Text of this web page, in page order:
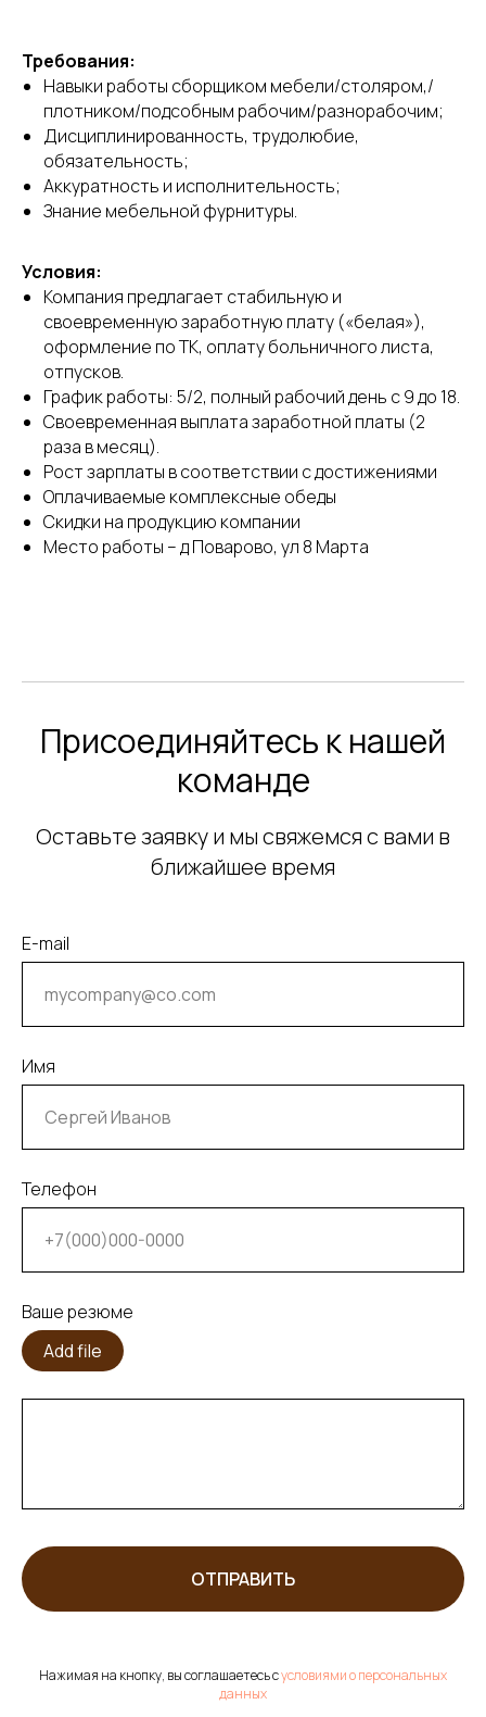
Требования:
Навыки работы сборщиком мебели/столяром,/
плотником/подсобным рабочим/разнорабочим;
Дисциплинированность, трудолюбие,
обязательность;
Аккуратность и исполнительность;
Знание мебельной фурнитуры.
Условия:
Компания предлагает стабильную и
своевременную заработную плату («белая»),
оформление по ТК, оплату больничного листа,
отпусков.
График работы: 5/2, полный рабочий день с 9 до 18.
Своевременная выплата заработной платы (2
раза в месяц).
Рост зарплаты в соответствии с достижениями
Оплачиваемые комплексные обеды
Скидки на продукцию компании
Место работы – д Поварово, ул 8 Марта
Присоединяйтесь к нашей
команде
Оставьте заявку и мы свяжемся с вами в
ближайшее время
E-mail
Имя
Телефон
Ваше резюме
Add file
ОТПРАВИТЬ
Нажимая на кнопку, вы соглашаетесь сусловиями о персональных
данных